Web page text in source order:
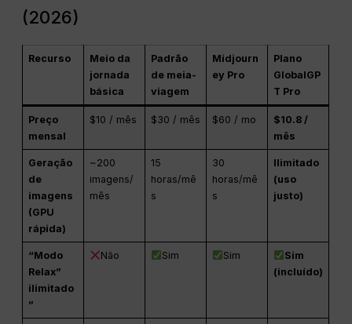
(2026)
Recurso
Meio da
jornada
básica
Padrão
de meia-
viagem
Midjourn
ey Pro
Plano
GlobalGP
T Pro
Preço
mensal
$10 / mês $30 / mês $60 / mo
$10.8 /
mês
Geração
de
imagens
(GPU
rápida)
~200
imagens/
mês
15
horas/mê
s
30
horas/mê
s
Ilimitado
(uso
justo)
“Modo
Relax”
ilimitado
”
Não Sim Sim
Sim
(incluído)